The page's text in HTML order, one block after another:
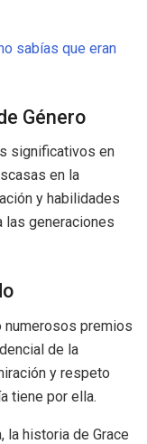
sabías que eran
Género
significativos en
en la
y habilidades
las generaciones
numerosos premios
de la
y respeto
tiene por ella.
la historia de Grace